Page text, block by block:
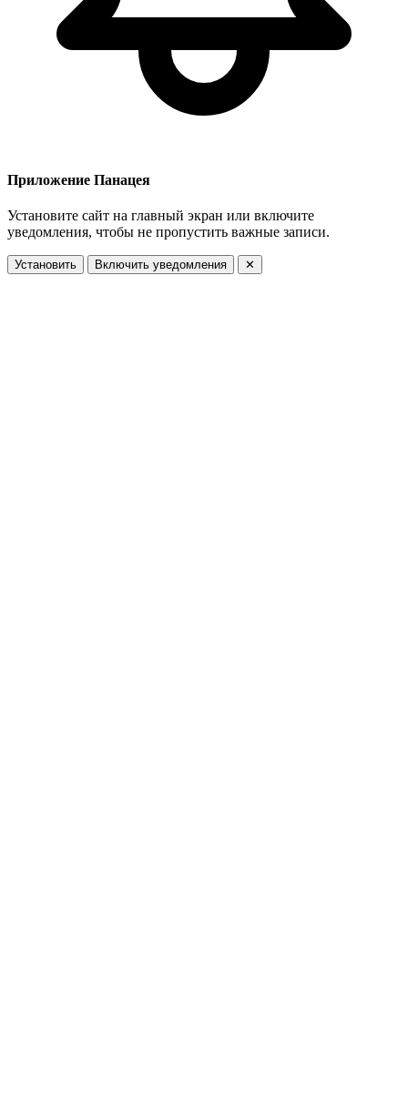
Приложение Панацея
Установите сайт на главный экран или включите
уведомления, чтобы не пропустить важные записи.
Установить Включить уведомления ✕